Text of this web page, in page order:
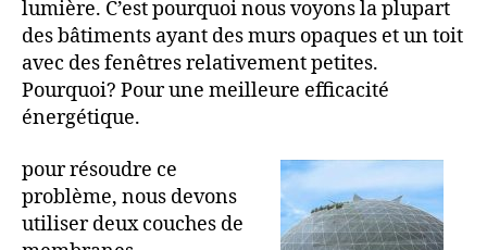
lumière. C’est pourquoi nous voyons la plupart
des bâtiments ayant des murs opaques et un toit
avec des fenêtres relativement petites.
Pourquoi? Pour une meilleure efficacité
énergétique.
pour résoudre ce
problème, nous devons
utiliser deux couches de